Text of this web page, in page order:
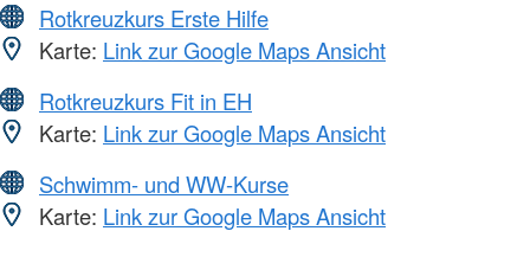
Rotkreuzkurs Erste Hilfe
Karte: Link zur Google Maps Ansicht
Rotkreuzkurs Fit in EH
Karte: Link zur Google Maps Ansicht
Schwimm- und WW-Kurse
Karte: Link zur Google Maps Ansicht